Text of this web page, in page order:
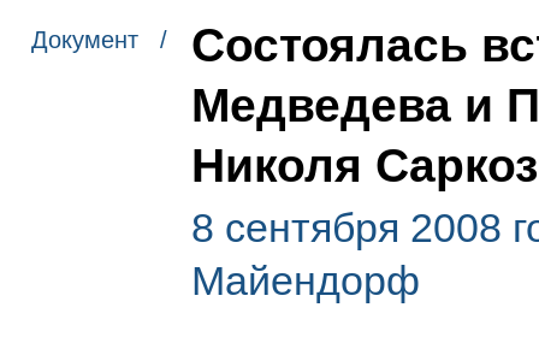
Документ /
Состоялась
Медведева и
Николя
8 сентября 2008
Майендорф